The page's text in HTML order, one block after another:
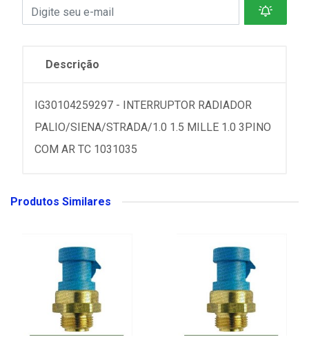
Descrição
IG30104259297 - INTERRUPTOR RADIADOR
PALIO/SIENA/STRADA/1.0 1.5 MILLE 1.0 3PINO
COM AR TC 1031035
Produtos Similares